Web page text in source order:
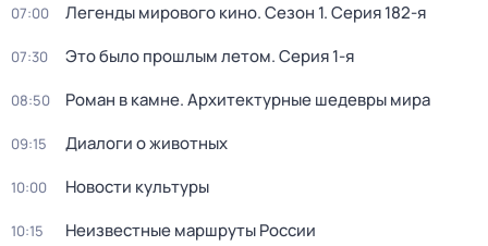
07:00 Легенды мирового кино. Сезон 1. Серия 182-я
07:30 Это было прошлым летом. Серия 1-я
08:50 Роман в камне. Архитектурные шедевры мира
09:15 Диалоги о животных
10:00 Новости культуры
10:15 Неизвестные маршруты России